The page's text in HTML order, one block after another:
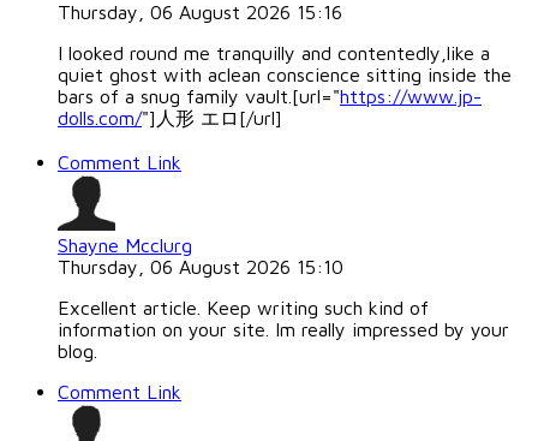
Thursday, 06 August 2026 15:16
I looked round me tranquilly and contentedly,like a
quiet ghost with aclean conscience sitting inside the
bars of a snug family vault.[url="https://www.jp-
dolls.com/"]人形 エロ[/url]
Comment Link
Shayne Mcclurg
Thursday, 06 August 2026 15:10
Excellent article. Keep writing such kind of
information on your site. Im really impressed by your
blog.
Comment Link